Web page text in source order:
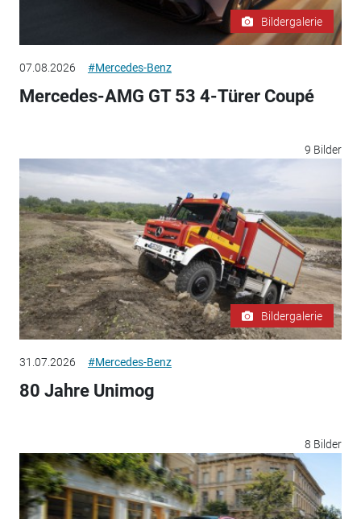
Bildergalerie
07.08.2026 #Mercedes-Benz
Mercedes-AMG GT 53 4-Türer Coupé
9 Bilder
Bildergalerie
31.07.2026 #Mercedes-Benz
80 Jahre Unimog
8 Bilder